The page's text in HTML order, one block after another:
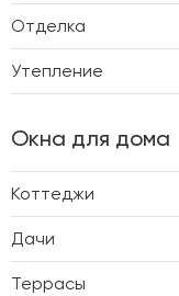
Отделка
Утепление
Окна для дома
Коттеджи
Дачи
Террасы